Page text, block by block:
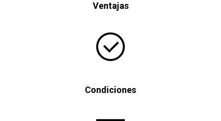
Ventajas
Condiciones